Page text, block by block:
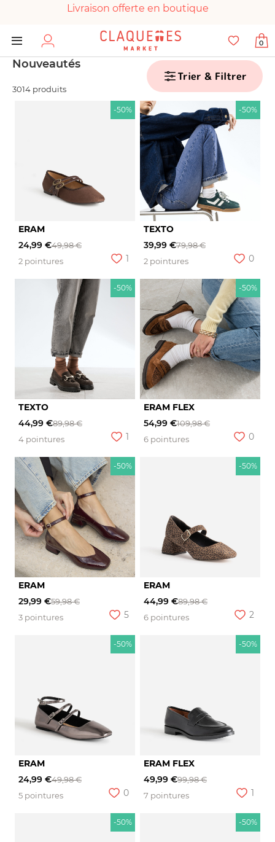
Livraison offerte en boutique
Paiement 100% sécurisé
Chaussures garanties en parfait état
0
Nouveautés
3014 produits
Trier & Filtrer
-50%
ERAM
24,99 €49,98 €
2 pointures
1
-50%
TEXTO
39,99 €79,98 €
2 pointures
0
-50%
TEXTO
44,99 €89,98 €
4 pointures
1
-50%
ERAM FLEX
54,99 €109,98 €
6 pointures
0
-50%
ERAM
29,99 €59,98 €
3 pointures
5
-50%
ERAM
44,99 €89,98 €
6 pointures
2
-50%
ERAM
24,99 €49,98 €
5 pointures
0
-50%
ERAM FLEX
49,99 €99,98 €
7 pointures
1
-50% -50%